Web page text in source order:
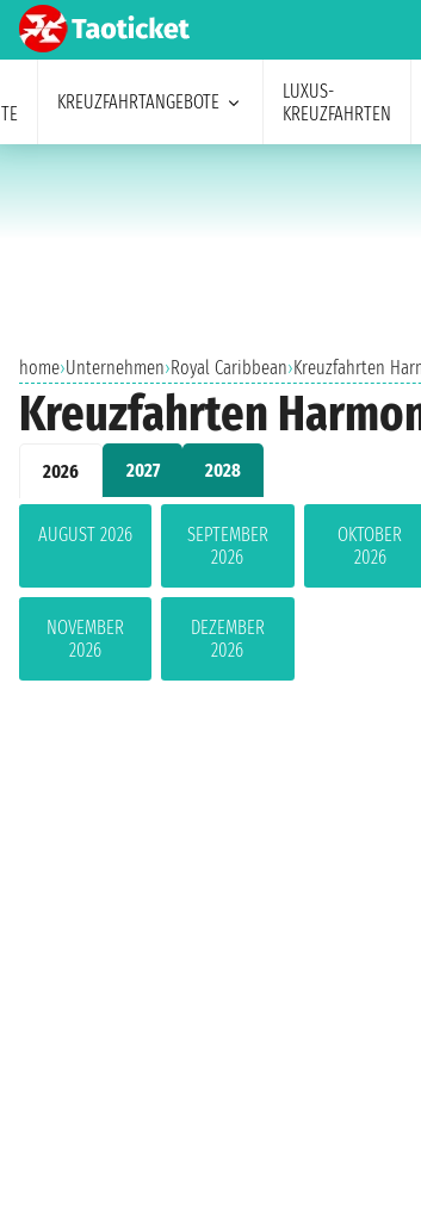
KREUZFAHRTANGEBOTE
LUXUS-
KREUZFAHRTEN
home›Unternehmen›Royal Caribbean›Kreuzfahrten
Kreuzfahrten
2026 2027 2028
AUGUST 2026
SEPTEMBER
2026
OKTOBER
2026
NOVEMBER
2026
DEZEMBER
2026